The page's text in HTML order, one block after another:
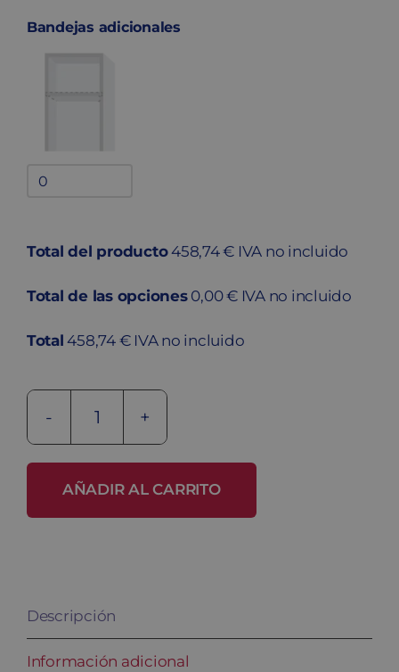
Bandejas adicionales
Bandejas
Total del producto458,74 € IVA no incluido
Total de las opciones 0,00 € IVA no incluido
Total 458,74 € IVA no incluido
Taquilla
soldada
AÑADIR AL CARRITO
Descripción
Información adicional